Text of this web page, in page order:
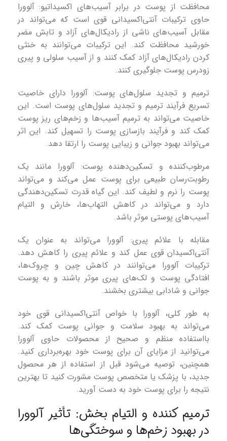
محافظت از پوست در برابر آسیب‌های اکسیداتیو: آلوورا
حاوی ترکیبات آنتی‌اکسیدانی قوی است که می‌تواند در
مقابل آسیب‌های ناشی از رادیکال‌های آزاد و تابش مضر
خورشید محافظت کند. این ترکیبات می‌توانند به خنثی
کردن رادیکال‌های آزاد کمک کنند و از آسیب سلولی و پیری
زودرس پوست جلوگیری کنند.
ترمیم و تجدید سلول‌های پوست: آلوورا دارای خاصیت
تسریع فرآیند ترمیم و تجدید سلول‌های پوست است. این
خاصیت می‌تواند به ترمیم آسیب‌ها و زخم‌های ریز پوست
کمک کند و فرآیند بازسازی پوست را تسهیل کند. این اثر
می‌تواند بهبود جوانی و زیبایی پوست را ارتقا دهد.
مرطوب‌کننده و تسکین‌دهنده پوست: آلوورا مانند یک
رطوبت‌رسان طبیعی برای پوست عمل می‌کند و می‌تواند
پوست را نرم و لطیف کند. این گیاه قدرت تسکین‌دهندگی
دارد و می‌تواند در کاهش التهاب‌ها، خارش و التیام
آسیب‌های پوستی موثر باشد.
مقابله با علائم پیری: آلوورا می‌تواند به عنوان یک
آنتی‌اکسیدان قوی عمل کند و علائم پیری را کاهش دهد.
ترکیبات آلوورا می‌توانند در کاهش چین و چروک‌ها،
افتادگی پوست و لک‌های پیری موثر باشند و به پوست
جوانی و شادابی بیشتری بخشند.
به طور کلی، آلوورا با خواص آنتی‌اکسیدانی قوی خود
می‌تواند به بهبود سلامت و جوانی پوست کمک کند.
بااستفاده منظم و صحیح از محصولات حاوی آلوورا
می‌توانید از مزایای آن برای پوست خود بهره‌برداری کنید.
همچنین، توصیه می‌شود قبل از استفاده از هر محصول
جدید، با پزشک یا متخصص پوست مشورت کنید تا بهترین
نتیجه را برای پوست خود به دست آورید.
ترمیم کننده و التیام بخش: تأثیر آلوورا
در بهبود زخم‌ها و سوختگی‌ها